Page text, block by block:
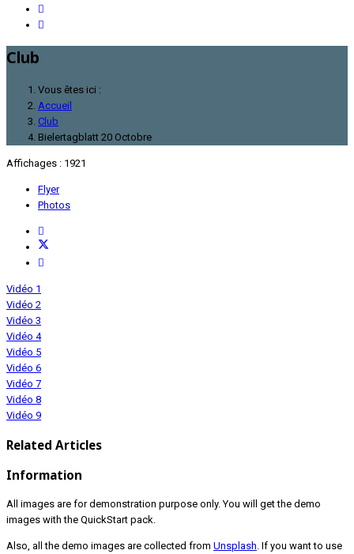
Club
Vous êtes ici :
Accueil
Club
Bielertagblatt 20 Octobre
Affichages : 1921
Flyer
Photos
Vidéo 1
Vidéo 2
Vidéo 3
Vidéo 4
Vidéo 5
Vidéo 6
Vidéo 7
Vidéo 8
Vidéo 9
Related Articles
Information
All images are for demonstration purpose only. You will get the demo
images with the QuickStart pack.
Also, all the demo images are collected from Unsplash . If you want to use